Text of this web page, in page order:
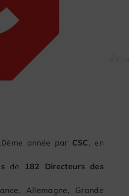
année par CSC, en
de
182 Directeurs des
Allemagne, Grande